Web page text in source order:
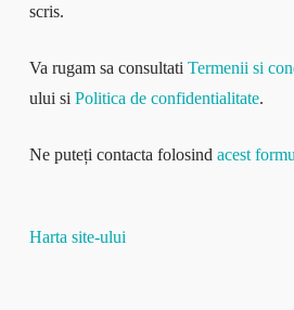
scris.
Va rugam sa consultati Termenii si
ului si Politica de confidentialitate.
Ne puteți contacta folosind acest
Harta site-ului